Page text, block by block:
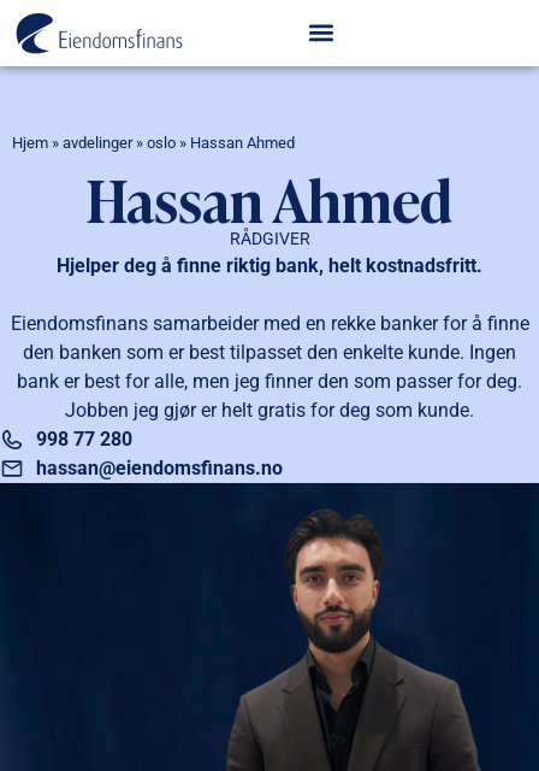
Hjem » avdelinger» oslo » Hassan Ahmed
Hassan Ahmed
RÅDGIVER
Hjelper deg å finne riktig bank, helt kostnadsfritt.
Eiendomsfinans samarbeider med en rekke banker for å finne
den banken som er best tilpasset den enkelte kunde. Ingen
bank er best for alle, men jeg finner den som passer for deg.
Jobben jeg gjør er helt gratis for deg som kunde.
998 77 280
hassan@eiendomsfinans.no